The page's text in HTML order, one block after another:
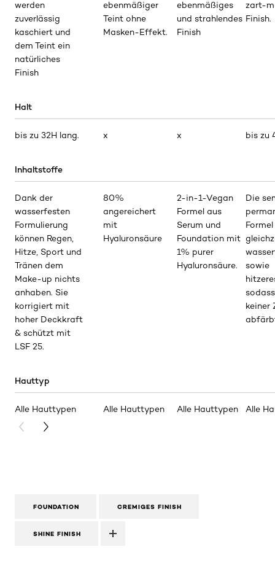
werden
zuverlässig
kaschiert und
dem Teint ein
natürliches
Finish
Halt
bis zu 32H lang.
Inhaltstoffe
Dank der
wasserfesten
Formulierung
können Regen,
Hitze, Sport und
Tränen dem
Make-up nichts
anhaben. Sie
korrigiert mit
hoher Deckkraft
& schützt mit
LSF 25.
Hauttyp
Alle Hauttypen
ebenmäßiger
Teint ohne
Masken-Effekt.
x
80%
angereichert
mit
Hyaluronsäure
Alle Hauttypen
ebenmäßiges
und strahlendes
Finish
x
2-in-1-Vegan
Formel aus
Serum und
Foundation mit
1% purer
Hyaluronsäure.
Alle Hauttypen
zart-
Finish.
bis zu
Die
sowie
keiner
Alle
PREVIOUS CARD
NEXT CARD
FOUNDATION CREMIGES FINISH
SHINE FINISH